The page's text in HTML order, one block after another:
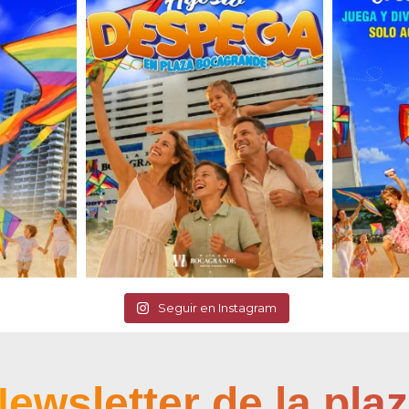
Seguir en Instagram